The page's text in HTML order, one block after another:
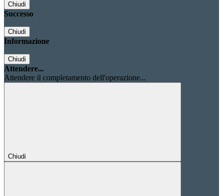
Chiudi
Successo
Chiudi
Informazione
Chiudi
Attendere...
Attendere il completamento dell'operazione...
Chiudi